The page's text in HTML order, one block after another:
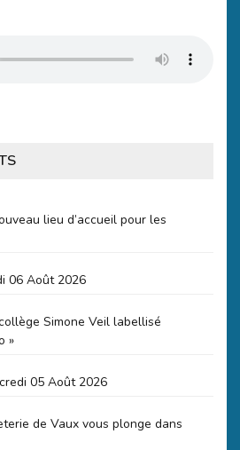
lieu d’accueil pour les
06 Août 2026
Simone Veil labellisé
»
05 Août 2026
de Vaux vous plonge dans